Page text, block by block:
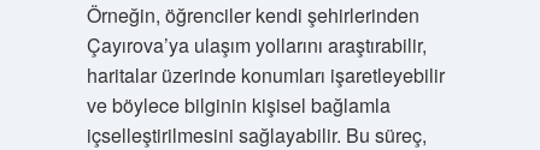
Örneğin, öğrenciler kendi şehirlerinden
Çayırova’ya ulaşım yollarını araştırabilir,
haritalar üzerinde konumları işaretleyebilir
ve böylece bilginin kişisel bağlamla
içselleştirilmesini sağlayabilir. Bu süreç,